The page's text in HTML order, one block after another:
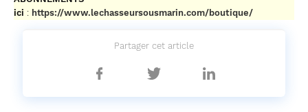
ici : https://www.lechasseursousmarin.com/boutique/
Partager cet article
Partager
Partager
Partager
sur